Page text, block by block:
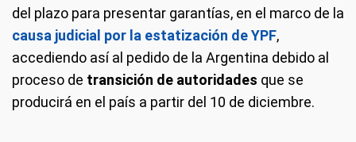
del plazo para presentar garantías, en el marco de la
causa judicial por la estatización de YPF,
accediendo así al pedido de la Argentina debido al
proceso de transición de autoridades que se
producirá en el país a partir del 10 de diciembre.